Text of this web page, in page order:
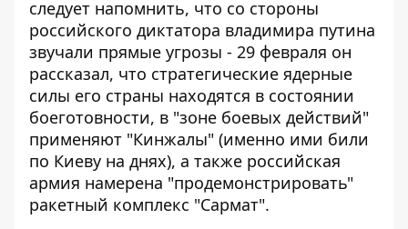
следует напомнить, что со стороны
российского диктатора владимира путина
звучали прямые угрозы - 29 февраля он
рассказал, что стратегические ядерные
силы его страны находятся в состоянии
боеготовности, в "зоне боевых действий"
применяют "Кинжалы" (именно ими били
по Киеву на днях), а также российская
армия намерена "продемонстрировать"
ракетный комплекс "Сармат".